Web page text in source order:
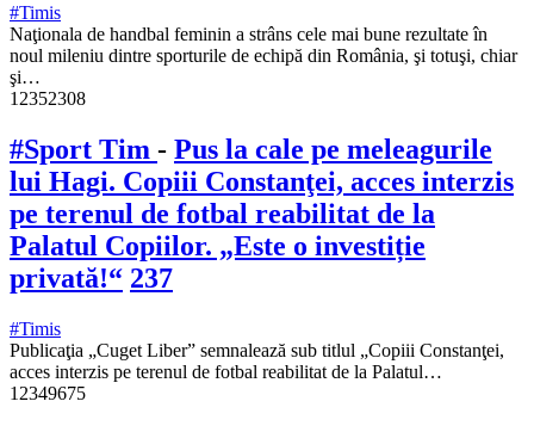
#Timis
Naţionala de handbal feminin a strâns cele mai bune rezultate în
noul mileniu dintre sporturile de echipă din România, şi totuşi, chiar
şi…
12352308
#Sport Tim - Pus la cale pe meleagurile
lui Hagi. Copiii Constanţei, acces interzis
pe terenul de fotbal reabilitat de la
Palatul Copiilor. „Este o investiție
privată!“ 237
#Timis
Publicaţia „Cuget Liber” semnalează sub titlul „Copiii Constanţei,
acces interzis pe terenul de fotbal reabilitat de la Palatul…
12349675